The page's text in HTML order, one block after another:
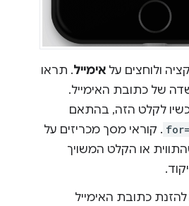
ולוחצים על אימייל. תראו
של כתובת האימייל.
לקלט הזה, בהתאם
. קוראי מסך מכריזים על
או הקלט המשויך
כתובת האימייל